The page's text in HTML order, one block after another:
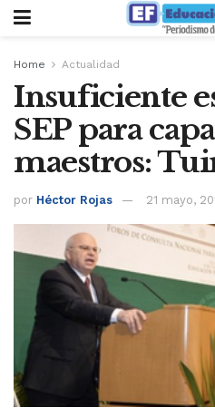
Home Actualidad
Insuficiente
SEP para
maestros:
por Héctor Rojas 21 mayo,